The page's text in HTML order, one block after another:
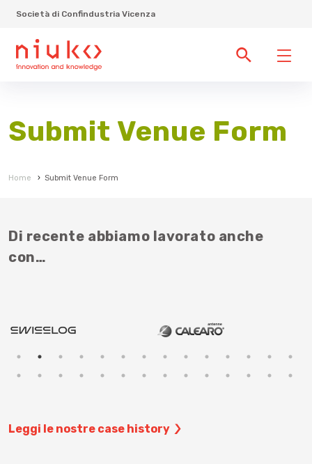
Società di Confindustria Vicenza
Submit Venue Form
Home › Submit Venue Form
Di recente abbiamo lavorato anche
con…
Leggi le nostre case history